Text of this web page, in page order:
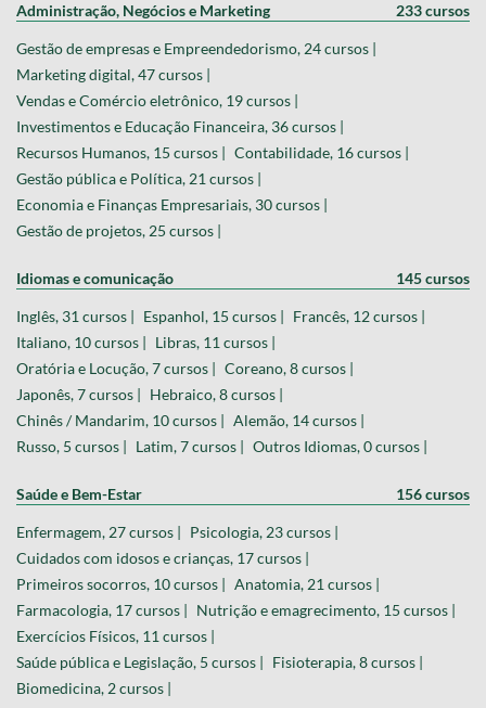
Administração, Negócios e Marketing 233 cursos
Gestão de empresas e Empreendedorismo, 24 cursos |
Marketing digital, 47 cursos |
Vendas e Comércio eletrônico, 19 cursos |
Investimentos e Educação Financeira, 36 cursos |
Recursos Humanos, 15 cursos | Contabilidade, 16 cursos |
Gestão pública e Política, 21 cursos |
Economia e Finanças Empresariais, 30 cursos |
Gestão de projetos, 25 cursos |
Idiomas e comunicação 145 cursos
Inglês, 31 cursos | Espanhol, 15 cursos | Francês, 12 cursos |
Italiano, 10 cursos | Libras, 11 cursos |
Oratória e Locução, 7 cursos | Coreano, 8 cursos |
Japonês, 7 cursos | Hebraico, 8 cursos |
Chinês / Mandarim, 10 cursos | Alemão, 14 cursos |
Russo, 5 cursos | Latim, 7 cursos | Outros Idiomas, 0 cursos |
Saúde e Bem-Estar 156 cursos
Enfermagem, 27 cursos | Psicologia, 23 cursos |
Cuidados com idosos e crianças, 17 cursos |
Primeiros socorros, 10 cursos | Anatomia, 21 cursos |
Farmacologia, 17 cursos | Nutrição e emagrecimento, 15 cursos |
Exercícios Físicos, 11 cursos |
Saúde pública e Legislação, 5 cursos | Fisioterapia, 8 cursos |
Biomedicina, 2 cursos |